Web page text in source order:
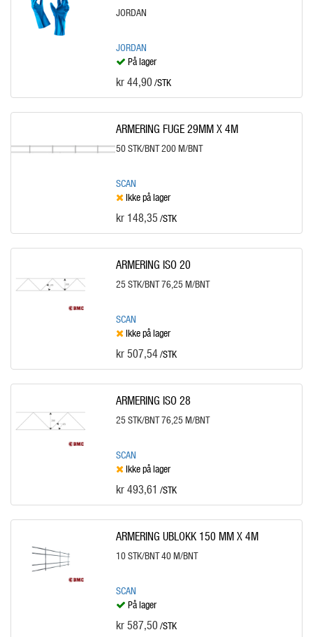
JORDAN
JORDAN
På lager
kr 44,90 /STK
ARMERING FUGE 29MM X 4M
50 STK/BNT 200 M/BNT
SCAN
Ikke på lager
kr 148,35 /STK
ARMERING ISO 20
25 STK/BNT 76,25 M/BNT
SCAN
Ikke på lager
kr 507,54/STK
ARMERING ISO 28
25 STK/BNT 76,25 M/BNT
SCAN
Ikke på lager
kr 493,61 /STK
ARMERING UBLOKK 150 MM X 4M
10 STK/BNT 40 M/BNT
SCAN
På lager
kr 587,50 /STK